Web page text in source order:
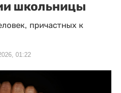
школьницы
причастных к
01:22